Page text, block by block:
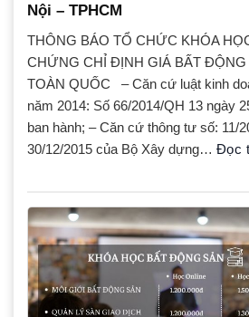
Nội – TPHCM
THÔNG BÁO TỔ CHỨC KHÓA
CHỨNG CHỈ ĐỊNH GIÁ BẤT
TOÀN QUỐC – Căn cứ luật kinh
năm 2014: Số 66/2014/QH 13 ngày
ban hành; – Căn cứ thông tư số: 11/
30/12/2015 của Bộ Xây dựng… Đọc